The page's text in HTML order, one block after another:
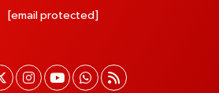
[email protected]